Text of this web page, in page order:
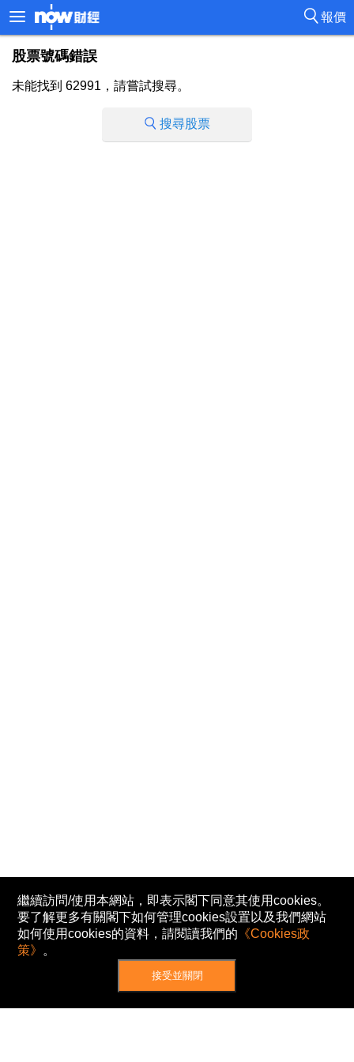
報價
股票號碼錯誤
未能找到 62991，請嘗試搜尋。
搜尋股票
繼續訪問/使用本網站，即表示閣下同意其使用cookies。
要了解更多有關閣下如何管理cookies設置以及我們網站
如何使用cookies的資料，請閱讀我們的 《Cookies政
策》 。
接受並關閉